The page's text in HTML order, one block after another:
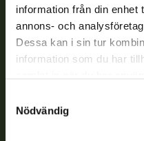
information från din enhet
annons- och
Dessa kan i sin tur
information som du har
Nödvändig
Finlands viltcentral
Finlands viltcentral främjar
som föreskrivs.